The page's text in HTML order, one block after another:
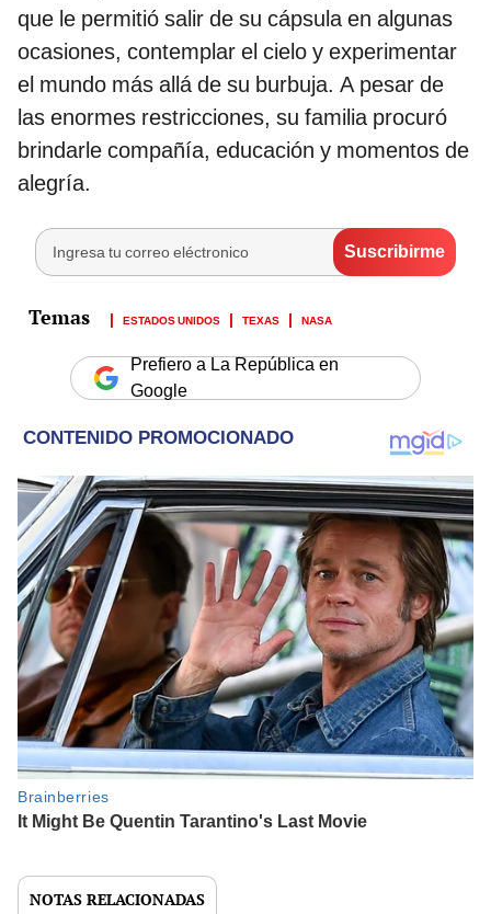
que le permitió salir de su cápsula en algunas
ocasiones, contemplar el cielo y experimentar
el mundo más allá de su burbuja. A pesar de
las enormes restricciones, su familia procuró
brindarle compañía, educación y momentos de
alegría.
ESTADOS UNIDOS TEXAS NASA
Prefiero a La República en
Google
NOTAS RELACIONADAS